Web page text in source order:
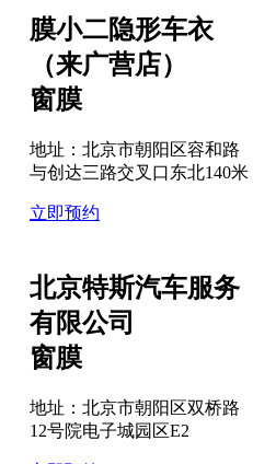
膜小二隐形车衣
（来广营店）
窗膜
地址：北京市朝阳区容和路
与创达三路交叉口东北140米
立即预约
北京特斯汽车服务
有限公司
窗膜
地址：北京市朝阳区双桥路
12号院电子城园区E2